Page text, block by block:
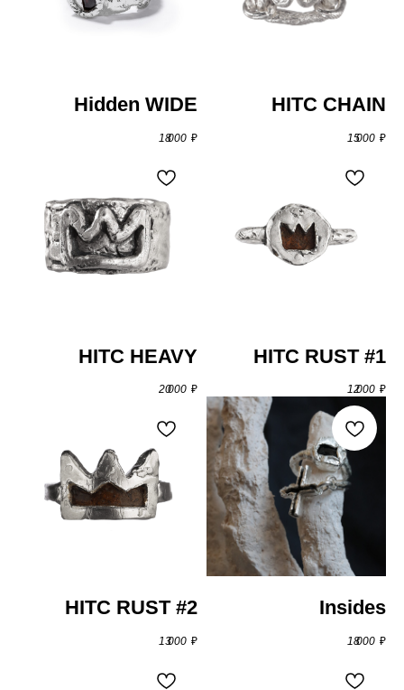
Hidden WIDE
18 000 ₽
HITC CHAIN
15 000 ₽
HITC HEAVY
20 000 ₽
HITC RUST #1
12 000 ₽
HITC RUST #2
13 000 ₽
Insides
18 000 ₽